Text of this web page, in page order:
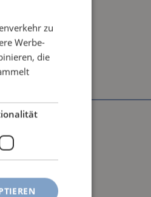
zu
Werbe-
die